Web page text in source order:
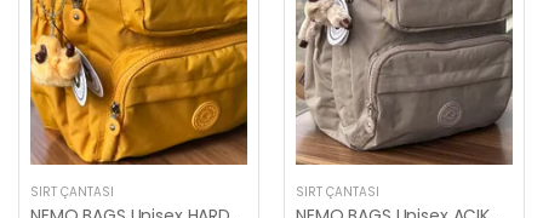
SIRT ÇANTASI SIRT ÇANTASI